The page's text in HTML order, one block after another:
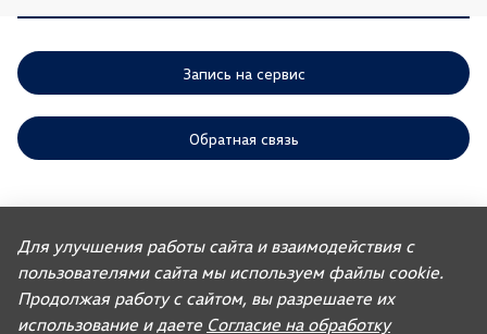
Запись на сервис
Обратная связь
предусмотренных законодательством РФ, по удовлетворению
требований покупателей автомобилей, ранее изготовленных или
импортированных ООО «ФОЛЬКСВАГЕН Груп Рус». Учитывая это, ООО
«АГР» не несет ответственности за качество автомобилей,
импортированных с других рынков третьими лицами, а также за их
соответствие установленным в Российской Федерации обязательным
Для улучшения работы сайта и взаимодействия с
пользователями сайта мы используем файлы cookie.
Продолжая работу с сайтом, вы разрешаете их
использование и даете Согласие на обработку